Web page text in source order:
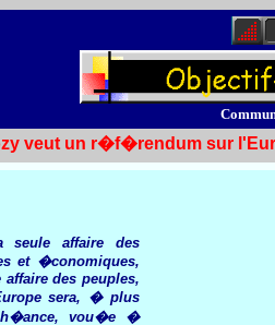
veut un r�f�rendum sur
seule affaire des
et �conomiques,
des peuples,
sera, � plus
vou�e �